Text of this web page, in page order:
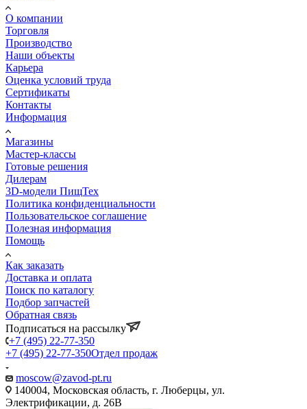
О компании
Торговля
Производство
Наши объекты
Карьера
Оценка условий труда
Сертификаты
Контакты
Информация
Магазины
Мастер-классы
Готовые решения
Дилерам
3D-модели ПищТех
Политика конфиденциальности
Пользовательское соглашение
Полезная информация
Помощь
Как заказать
Доставка и оплата
Поиск по каталогу
Подбор запчастей
Обратная связь
Подписаться на рассылку
+7 (495) 22-77-350
+7 (495) 22-77-350Отдел продаж
moscow@zavod-pt.ru
140004, Московская область, г. Люберцы, ул.
Электрификации, д. 26В